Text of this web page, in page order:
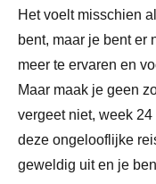
Het voelt misschien
bent, maar je bent er
meer te ervaren en
Maar maak je geen
vergeet niet, week
deze ongelooflijke
geweldig uit en je